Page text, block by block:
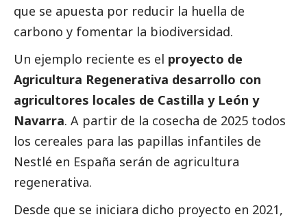
que se apuesta por reducir la huella de
carbono y fomentar la biodiversidad.
Un ejemplo reciente es el proyecto de
Agricultura Regenerativa desarrollo con
agricultores locales de Castilla y León y
Navarra. A partir de la cosecha de 2025 todos
los cereales para las papillas infantiles de
Nestlé en España serán de agricultura
regenerativa.
Desde que se iniciara dicho proyecto en 2021,